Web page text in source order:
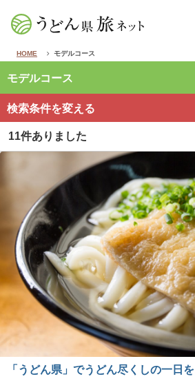
HOME モデルコース
モデルコース
検索条件を変える
11件ありました
「うどん県」でうどん尽くしの一日を